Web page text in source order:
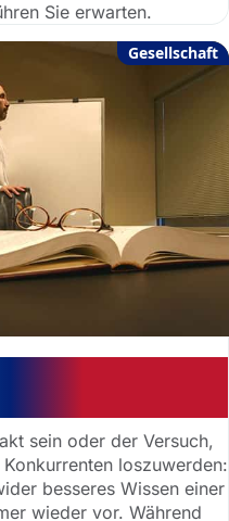
Sie erwarten.
Gesellschaft
sein oder der Versuch,
loszuwerden:
besseres Wissen einer
wieder vor. Während